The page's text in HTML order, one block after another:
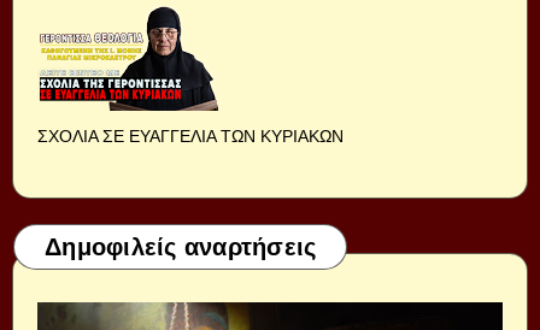
ΣΧΟΛΙΑ ΣΕ ΕΥΑΓΓΕΛΙΑ ΤΩΝ ΚΥΡΙΑΚΩΝ
Δημοφιλείς αναρτήσεις